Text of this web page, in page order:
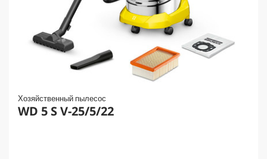
Хозяйственный пылесос
WD 5 S V-25/5/22